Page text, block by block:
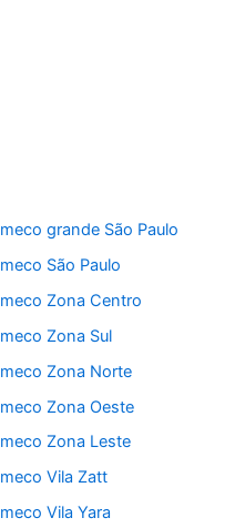
grande São Paulo
São Paulo
Zona Centro
Zona Sul
Zona Norte
Zona Oeste
Zona Leste
Vila Zatt
Vila Yara